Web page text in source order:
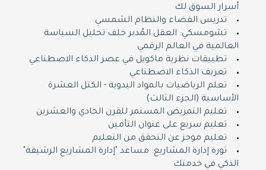
أسرار السوق لك
تدريس الفضاء والنظام الشمسي
تشومسكي: العقل المُدبر خلف تحليل السياسة
العالمية في العالم الرقمي
تطبيقات نظرية ماكويل في عصر الذكاء الاصطناعي
تعريف الذكاء الاصطناعي
تعلم الرياضيات بالمواد اليدوية - الكتل العشرة
الأساسية (الجزء الثالث)
تعليم التمريض المستمر للقرن الحادي والعشرين
تعليم سريع على عنوان التأمين
تعليم موجز عن التحقق من التعليم
ثورة إدارة المشاريع: مساعد "إدارة المشاريع الرشيقة"
الذكي في خدمتك